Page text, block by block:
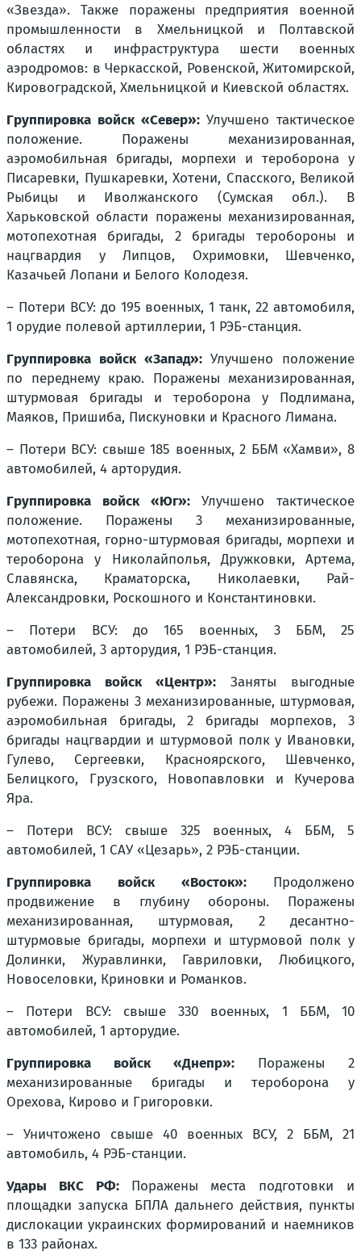
«Звезда». Также поражены предприятия военной
промышленности в Хмельницкой и Полтавской
областях и инфраструктура шести военных
аэродромов: в Черкасской, Ровенской, Житомирской,
Кировоградской, Хмельницкой и Киевской областях.
Группировка войск «Север»: Улучшено тактическое
положение. Поражены механизированная,
аэромобильная бригады, морпехи и тероборона у
Писаревки, Пушкаревки, Хотени, Спасского, Великой
Рыбицы и Иволжанского (Сумская обл.). В
Харьковской области поражены механизированная,
мотопехотная бригады, 2 бригады теробороны и
нацгвардия у Липцов, Охримовки, Шевченко,
Казачьей Лопани и Белого Колодезя.
– Потери ВСУ: до 195 военных, 1 танк, 22 автомобиля,
1 орудие полевой артиллерии, 1 РЭБ-станция.
Группировка войск «Запад»: Улучшено положение
по переднему краю. Поражены механизированная,
штурмовая бригады и тероборона у Подлимана,
Маяков, Пришиба, Пискуновки и Красного Лимана.
– Потери ВСУ: свыше 185 военных, 2 ББМ «Хамви», 8
автомобилей, 4 арторудия.
Группировка войск «Юг»:Улучшено тактическое
положение. Поражены 3 механизированные,
мотопехотная, горно-штурмовая бригады, морпехи и
тероборона у Николайполья, Дружковки, Артема,
Славянска, Краматорска, Николаевки, Рай-
Александровки, Роскошного и Константиновки.
– Потери ВСУ: до 165 военных, 3 ББМ, 25
автомобилей, 3 арторудия, 1 РЭБ-станция.
Группировка войск «Центр»: Заняты выгодные
рубежи. Поражены 3 механизированные, штурмовая,
аэромобильная бригады, 2 бригады морпехов, 3
бригады нацгвардии и штурмовой полк у Ивановки,
Гулево, Сергеевки, Красноярского, Шевченко,
Белицкого, Грузского, Новопавловки и Кучерова
Яра.
– Потери ВСУ: свыше 325 военных, 4 ББМ, 5
автомобилей, 1 САУ «Цезарь», 2 РЭБ-станции.
Группировка войск «Восток»: Продолжено
продвижение в глубину обороны. Поражены
механизированная, штурмовая, 2 десантно-
штурмовые бригады, морпехи и штурмовой полк у
Долинки, Журавлинки, Гавриловки, Любицкого,
Новоселовки, Криновки и Романков.
– Потери ВСУ: свыше 330 военных, 1 ББМ, 10
автомобилей, 1 арторудие.
Группировка войск «Днепр»: Поражены 2
механизированные бригады и тероборона у
Орехова, Кирово и Григоровки.
– Уничтожено свыше 40 военных ВСУ, 2 ББМ, 21
автомобиль, 4 РЭБ-станции.
Удары ВКС РФ: Поражены места подготовки и
площадки запуска БПЛА дальнего действия, пункты
дислокации украинских формирований и наемников
в 133 районах.